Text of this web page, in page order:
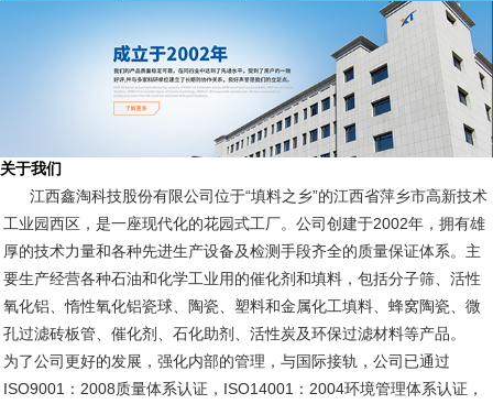
关于我们
江西鑫淘科技股份有限公司位于“填料之乡”的江西省萍乡市高新技术
工业园西区，是一座现代化的花园式工厂。公司创建于2002年，拥有雄
厚的技术力量和各种先进生产设备及检测手段齐全的质量保证体系。主
要生产经营各种石油和化学工业用的催化剂和填料，包括分子筛、活性
氧化铝、惰性氧化铝瓷球、陶瓷、塑料和金属化工填料、蜂窝陶瓷、微
孔过滤砖板管、催化剂、石化助剂、活性炭及环保过滤材料等产品。
为了公司更好的发展，强化内部的管理，与国际接轨，公司已通过
ISO9001：2008质量体系认证，ISO14001：2004环境管理体系认证，